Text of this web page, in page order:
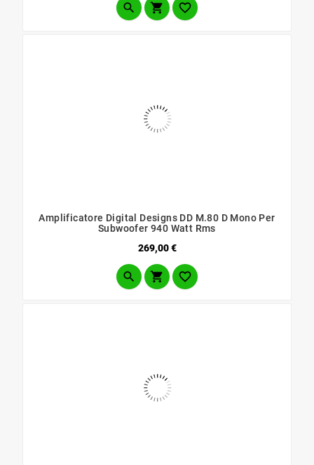
  
Amplificatore Digital Designs DD M.80 D Mono Per
Subwoofer 940 Watt Rms
269,00 €Prezzo
  